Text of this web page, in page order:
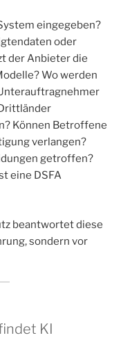
eingegeben?
oder
der Anbieter die
Wo werden
Können Betroffene
verlangen?
getroffen?
eine DSFA
beantwortet diese
sondern vor
KI